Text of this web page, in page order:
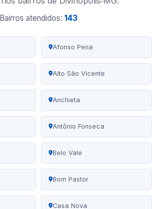
Bairros atendidos: 143
Afonso Pena
Alto São Vicente
Anchieta
Antônio Fonseca
Belo Vale
Bom Pastor
Casa Nova